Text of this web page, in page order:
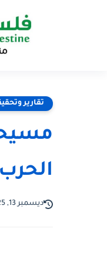
تقارير
ديسمبر 13, 2025